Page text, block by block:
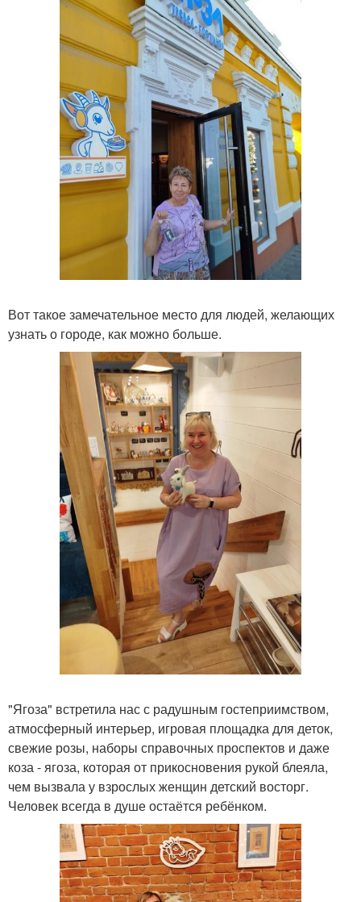
Вот такое замечательное место для людей, желающих
узнать о городе, как можно больше.
"Ягоза" встретила нас с радушным гостеприимством,
атмосферный интерьер, игровая площадка для деток,
свежие розы, наборы справочных проспектов и даже
коза - ягоза, которая от прикосновения рукой блеяла,
чем вызвала у взрослых женщин детский восторг.
Человек всегда в душе остаётся ребёнком.